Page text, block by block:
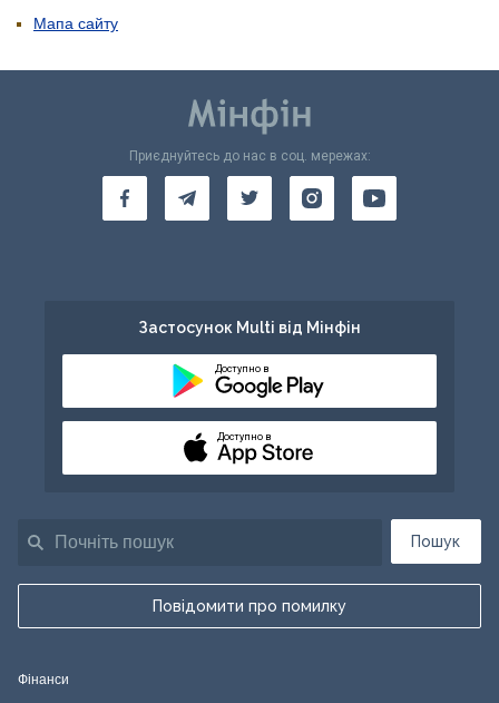
Мапа сайту
Пошук
Повідомити про помилку
Приєднуйтесь до нас в соц. мережах:
Застосунок Multi від Мінфін
Доступно в
Доступно в
Фінанси